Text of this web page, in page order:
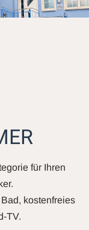
für Ihren
kostenfreies
TV.